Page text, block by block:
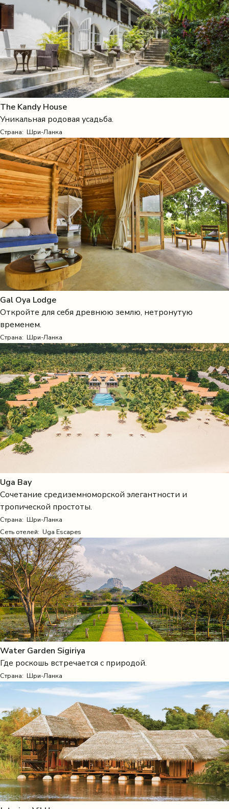
The Kandy House
Уникальная родовая усадьба.
Страна: Шри-Ланка
Gal Oya Lodge
Откройте для себя древнюю землю, нетронутую
временем.
Страна: Шри-Ланка
Uga Bay
Сочетание средиземноморской элегантности и
тропической простоты.
Страна: Шри-Ланка
Сеть отелей: Uga Escapes
Water Garden Sigiriya
Где роскошь встречается с природой.
Страна: Шри-Ланка